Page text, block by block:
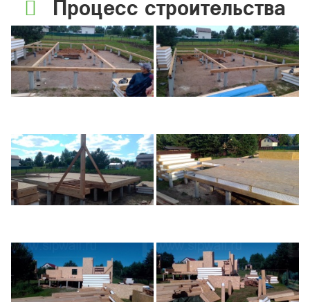
Процесс строительства